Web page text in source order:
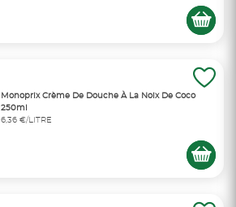
Monoprix Crème De Douche À La Noix De Coco
250ml
6,36 €/LITRE